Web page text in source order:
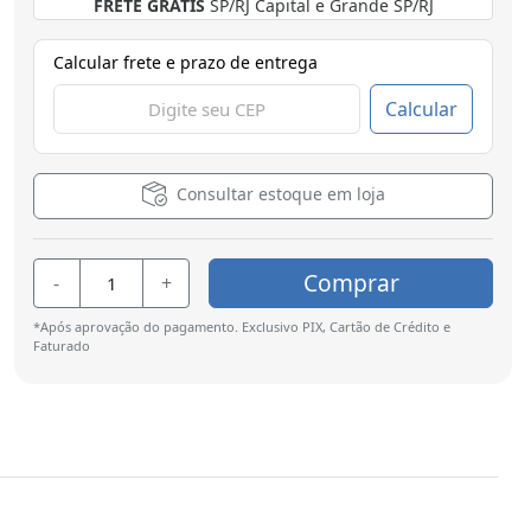
FRETE GRÁTIS SP/RJ Capital e Grande SP/RJ
Calcular frete e prazo de entrega
Calcular
Consultar estoque em loja
- + Comprar
*Após aprovação do pagamento. Exclusivo PIX, Cartão de Crédito e
Faturado